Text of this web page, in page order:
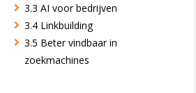
3.3 AI voor bedrijven
3.4 Linkbuilding
3.5 Beter vindbaar in
zoekmachines